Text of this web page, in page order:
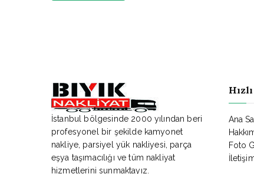
İstanbul bölgesinde 2000 yılından beri
profesyonel bir şekilde kamyonet
nakliye, parsiyel yük nakliyesi, parça
eşya taşımacılığı ve tüm nakliyat
hizmetlerini sunmaktayız.
Ana
Foto